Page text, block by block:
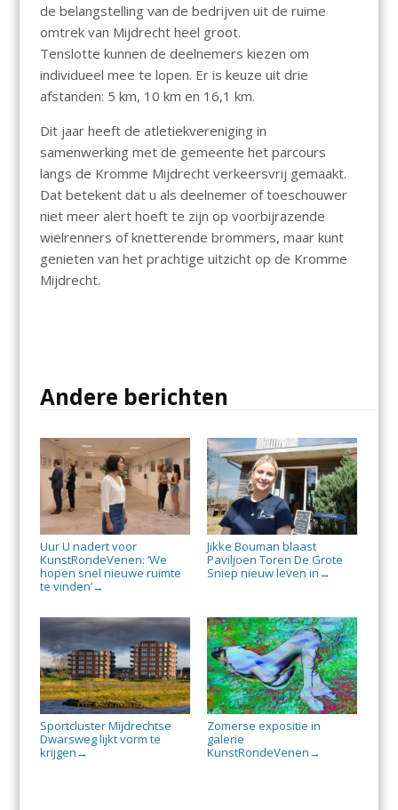
de belangstelling van de bedrijven uit de ruime
omtrek van Mijdrecht heel groot.
Tenslotte kunnen de deelnemers kiezen om
individueel mee te lopen. Er is keuze uit drie
afstanden: 5 km, 10 km en 16,1 km.
Dit jaar heeft de atletiekvereniging in
samenwerking met de gemeente het parcours
langs de Kromme Mijdrecht verkeersvrij gemaakt.
Dat betekent dat u als deelnemer of toeschouwer
niet meer alert hoeft te zijn op voorbijrazende
wielrenners of knetterende brommers, maar kunt
genieten van het prachtige uitzicht op de Kromme
Mijdrecht.
Andere berichten
Uur U nadert voor
KunstRondeVenen: ‘We
hopen snel nieuwe ruimte
te vinden’→
Jikke Bouman blaast
Paviljoen Toren De Grote
Sniep nieuw leven in →
Sportcluster Mijdrechtse
Dwarsweg lijkt vorm te
krijgen →
Zomerse expositie in
galerie
KunstRondeVenen →